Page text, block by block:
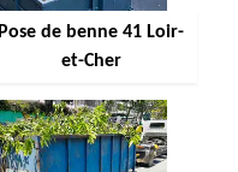
Pose de benne 41 Loir-
et-Cher